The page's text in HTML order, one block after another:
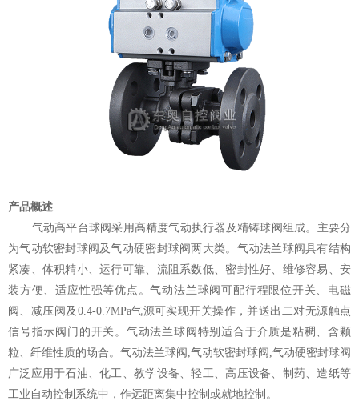
产品概述
气动高平台球阀采用高精度气动执行器及精铸球阀组成。主要分
为气动软密封球阀及气动硬密封球阀两大类。气动法兰球阀具有结构
紧凑、体积精小、运行可靠、流阻系数低、密封性好、维修容易、安
装方便、适应性强等优点。气动法兰球阀可配行程限位开关、电磁
阀、减压阀及0.4-0.7MPa气源可实现开关操作，并送出二对无源触点
信号指示阀门的开关。气动法兰球阀特别适合于介质是粘稠、含颗
粒、纤维性质的场合。气动法兰球阀,气动软密封球阀,气动硬密封球阀
广泛应用于石油、化工、教学设备、轻工、高压设备、制药、造纸等
工业自动控制系统中，作远距离集中控制或就地控制。